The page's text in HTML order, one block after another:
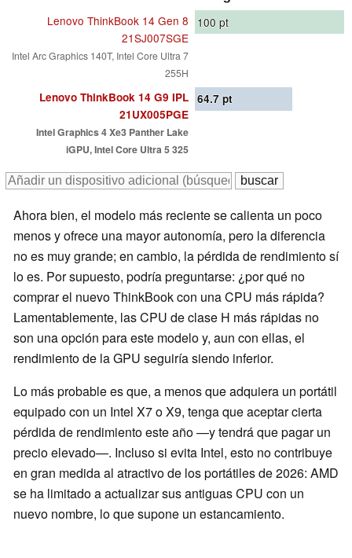
Lenovo ThinkBook 14 Gen 8
21SJ007SGE
Intel Arc Graphics 140T, Intel Core Ultra 7
255H
100 pt
Lenovo ThinkBook 14 G9 IPL
21UX005PGE
Intel Graphics 4 Xe3 Panther Lake
iGPU, Intel Core Ultra 5 325
64.7 pt
Ahora bien, el modelo más reciente se calienta un poco
menos y ofrece una mayor autonomía, pero la diferencia
no es muy grande; en cambio, la pérdida de rendimiento sí
lo es. Por supuesto, podría preguntarse: ¿por qué no
comprar el nuevo ThinkBook con una CPU más rápida?
Lamentablemente, las CPU de clase H más rápidas no
son una opción para este modelo y, aun con ellas, el
rendimiento de la GPU seguiría siendo inferior.
Lo más probable es que, a menos que adquiera un portátil
equipado con un Intel X7 o X9, tenga que aceptar cierta
pérdida de rendimiento este año —y tendrá que pagar un
precio elevado—. Incluso si evita Intel, esto no contribuye
en gran medida al atractivo de los portátiles de 2026: AMD
se ha limitado a actualizar sus antiguas CPU con un
nuevo nombre, lo que supone un estancamiento.